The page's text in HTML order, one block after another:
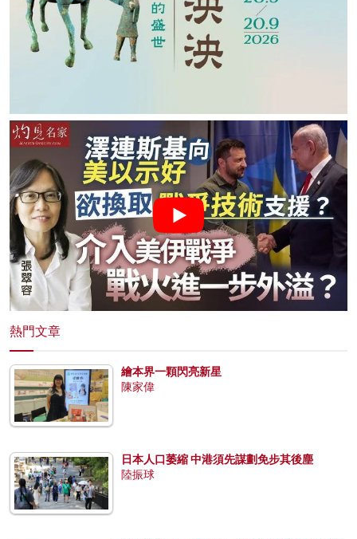
熱門文章
繪本界一顆閃亮新星
陳家偉
日本人口萎縮 中港須先謀劃免步其後塵
陸振球